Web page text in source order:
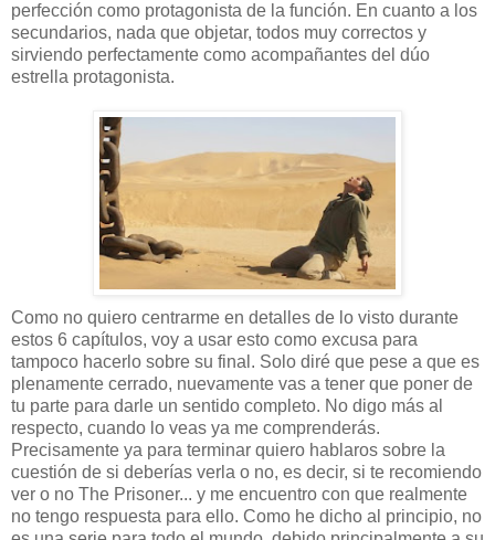
perfección como protagonista de la función. En cuanto a los
secundarios, nada que objetar, todos muy correctos y
sirviendo perfectamente como acompañantes del dúo
estrella protagonista.
Como no quiero centrarme en detalles de lo visto durante
estos 6 capítulos, voy a usar esto como excusa para
tampoco hacerlo sobre su final. Solo diré que pese a que es
plenamente cerrado, nuevamente vas a tener que poner de
tu parte para darle un sentido completo. No digo más al
respecto, cuando lo veas ya me comprenderás.
Precisamente ya para terminar quiero hablaros sobre la
cuestión de si deberías verla o no, es decir, si te recomiendo
ver o no The Prisoner... y me encuentro con que realmente
no tengo respuesta para ello. Como he dicho al principio, no